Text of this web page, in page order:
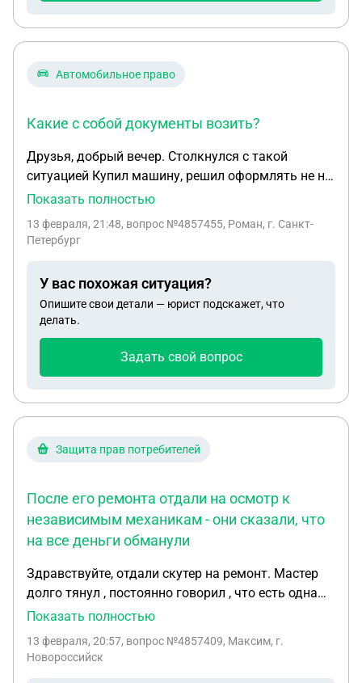
Автомобильное право
Какие с собой документы возить?
Друзья, добрый вечер. Столкнулся с такой
ситуацией Купил машину, решил оформлять не на
себя, на мать. Сегодня при регистрации авто
мне можно легально ездить на автомобиле пока
неделе отдадут (после визите в отдел полиции и
разного рода объяснений перед экспертизой) Так
вот в чем вопрос, пока идут все экспертизы, как
можно эксплуатировать авто? Смогу я как-то
ездить на авто в процессе этих экспертиз? Если
сделаем и я буду вписан. Какие с собой
Показать полностью
13 февраля, 21:48, вопрос №4857455, Роман, г. Санкт-
Петербург
У вас похожая ситуация?
Опишите свои детали — юрист подскажет, что
делать.
Задать свой вопрос
Защита прав потребителей
После его ремонта отдали на осмотр к
независимым механикам - они сказали, что
на все деньги обманули
Здравствуйте, отдали скутер на ремонт. Мастер
долго тянул , постоянно говорил , что есть одна
проблема , потом другая, потом ещё. После его
механикам - они сказали , что на все деньги
Показать полностью
13 февраля, 20:57, вопрос №4857409, Максим, г.
Новороссийск